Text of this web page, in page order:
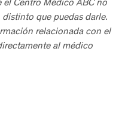
que puedas darle.
relacionada con el
al médico